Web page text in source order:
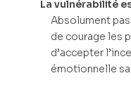
La vulnérabilité
Absolument
de courage les
d’accepter
émotionnelle